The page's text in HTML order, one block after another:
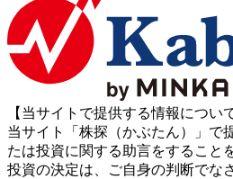
【当サイトで提供する情報につい
当サイト「株探（かぶたん）」で
たは投資に関する助言をすること
投資の決定は、ご自身の判断でな